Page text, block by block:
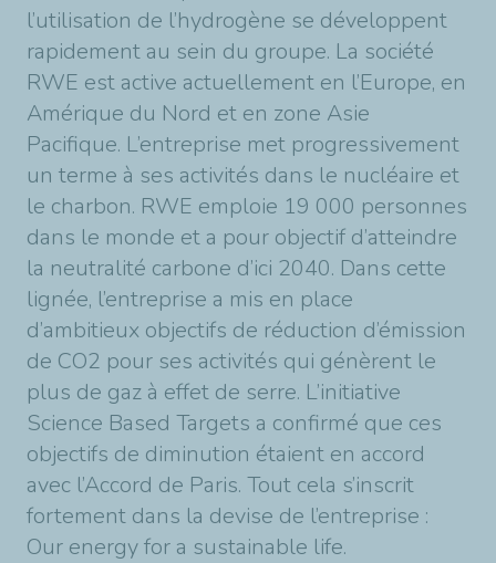
l’utilisation de l’hydrogène se développent
rapidement au sein du groupe. La société
RWE est active actuellement en l’Europe, en
Amérique du Nord et en zone Asie
Pacifique. L’entreprise met progressivement
un terme à ses activités dans le nucléaire et
le charbon. RWE emploie 19 000 personnes
dans le monde et a pour objectif d’atteindre
la neutralité carbone d’ici 2040. Dans cette
lignée, l’entreprise a mis en place
d’ambitieux objectifs de réduction d’émission
de CO2 pour ses activités qui génèrent le
plus de gaz à effet de serre. L’initiative
Science Based Targets a confirmé que ces
objectifs de diminution étaient en accord
avec l’Accord de Paris. Tout cela s’inscrit
fortement dans la devise de l’entreprise :
Our energy for a sustainable life.